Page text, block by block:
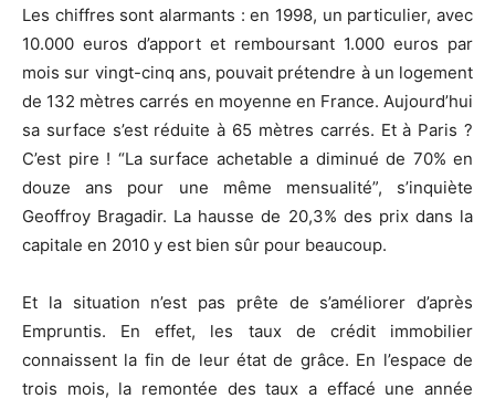
Les chiffres sont alarmants : en 1998, un particulier, avec
10.000 euros d’apport et remboursant 1.000 euros par
mois sur vingt-cinq ans, pouvait prétendre à un logement
de 132 mètres carrés en moyenne en France. Aujourd’hui
sa surface s’est réduite à 65 mètres carrés. Et à Paris ?
C’est pire ! “La surface achetable a diminué de 70% en
douze ans pour une même mensualité”, s’inquiète
Geoffroy Bragadir. La hausse de 20,3% des prix dans la
capitale en 2010 y est bien sûr pour beaucoup.
Et la situation n’est pas prête de s’améliorer d’après
Empruntis. En effet, les taux de crédit immobilier
connaissent la fin de leur état de grâce. En l’espace de
trois mois, la remontée des taux a effacé une année